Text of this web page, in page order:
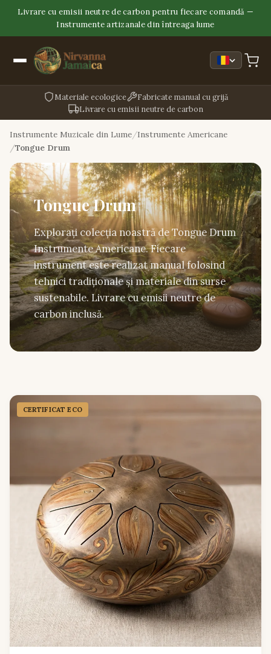
Livrare cu emisii neutre de carbon pentru fiecare comandă —
Instrumente artizanale din întreaga lume
Materiale ecologice
Fabricate manual cu grijă
Livrare cu emisii neutre de carbon
Instrumente Muzicale din Lume Instrumente Americane
Tongue Drum
Tongue Drum
Explorați colecția noastră de Tongue Drum
Instrumente Americane. Fiecare
instrument este realizat manual folosind
tehnici tradiționale și materiale din surse
sustenabile. Livrare cu emisii neutre de
carbon inclusă.
CERTIFICAT ECO